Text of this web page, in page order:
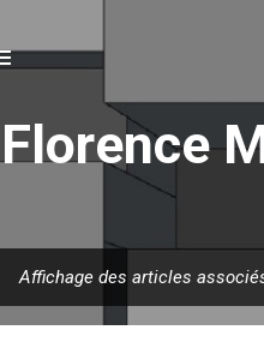
Florence
Affichage des articles